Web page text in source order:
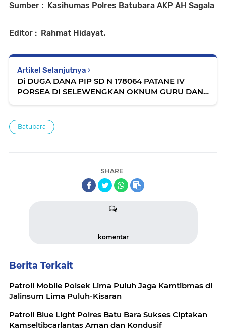
Sumber : Kasihumas Polres Batubara AKP AH Sagala
Editor : Rahmat Hidayat.
Artikel Selanjutnya
Di DUGA DANA PIP SD N 178064 PATANE IV
PORSEA DI SELEWENGKAN OKNUM GURU DAN
Batubara
SHARE
komentar
Berita Terkait
Patroli Mobile Polsek Lima Puluh Jaga Kamtibmas di
Jalinsum Lima Puluh-Kisaran
Patroli Blue Light Polres Batu Bara Sukses Ciptakan
Kamseltibcarlantas Aman dan Kondusif